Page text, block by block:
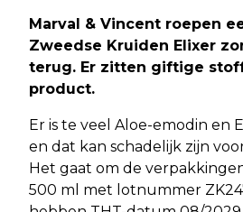
Marval & Vincent roepen
Zweedse Kruiden Elixer
terug. Er zitten giftige
product.
Er is te veel Aloe-emodin en
en dat kan schadelijk zijn
Het gaat om de
500 ml met lotnummer